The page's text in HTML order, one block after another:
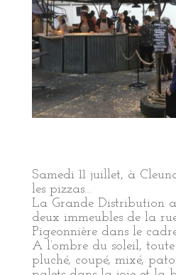
Samedi 11 juillet, à
les pizzas…
La Grande Distribution
deux immeubles de la
Pigeonnière dans le
A l’ombre du soleil,
pluché, coupé, mixé,